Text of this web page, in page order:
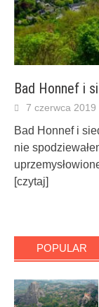
Bad Honnef i
7 czerwca 2019
Bad Honnef i
nie
[czytaj]
POPULAR